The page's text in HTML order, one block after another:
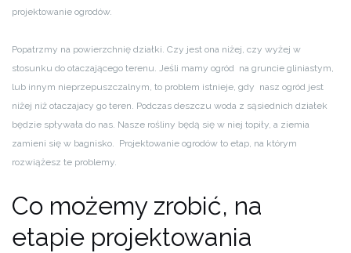
projektowanie ogrodów.
Popatrzmy na powierzchnię działki. Czy jest ona niżej, czy wyżej w
stosunku do otaczającego terenu. Jeśli mamy ogród na gruncie gliniastym,
lub innym nieprzepuszczalnym, to problem istnieje, gdy nasz ogród jest
niżej niż otaczajacy go teren. Podczas deszczu woda z sąsiednich działek
będzie spływała do nas. Nasze rośliny będą się w niej topiły, a ziemia
zamieni się w bagnisko. Projektowanie ogrodów to etap, na którym
rozwiążesz te problemy.
Co możemy zrobić, na
etapie projektowania